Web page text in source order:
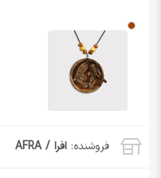
فروشنده: افرا / AFRA